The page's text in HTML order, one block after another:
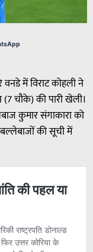
में विराट कोहली ने
(7 चौके) की पारी खेली।
कुमार संगाकारा को
की सूची में